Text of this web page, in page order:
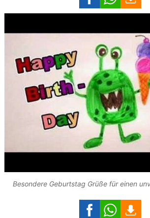
Besondere Geburtstag Grüße für einen